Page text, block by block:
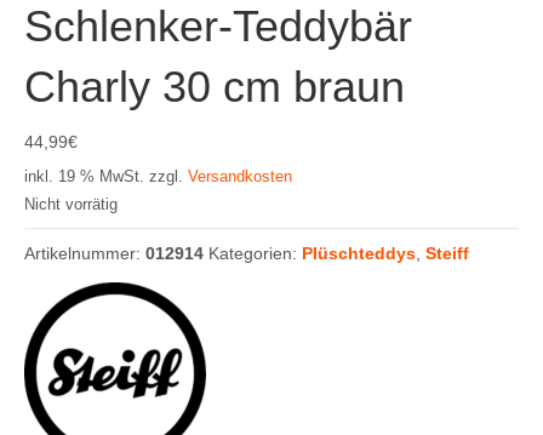
Schlenker-Teddybär
Charly 30 cm braun
44,99€
inkl. 19 % MwSt. zzgl. Versandkosten
Nicht vorrätig
Artikelnummer: 012914 Kategorien: Plüschteddys Steiff